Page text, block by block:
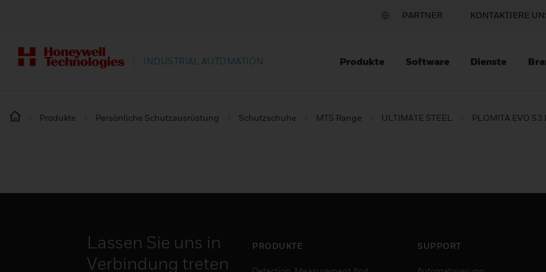
PARTNER KONTAKTIERE
INDUSTRIAL AUTOMATION Produkte Software Dienste
Produkte Persönliche Schutzausrüstung Schutzschuhe MTS Range ULTIMATE STEEL PLOMITA EVO S3
Lassen Sie uns in
Verbindung treten
PRODUKTE SUPPORT